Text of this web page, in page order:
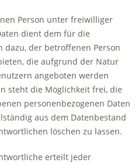
Person unter freiwilliger
dient dem für die
der betroffenen Person
die aufgrund der Natur
angeboten werden
steht die Möglichkeit frei, die
personenbezogenen Daten
aus dem Datenbestand
löschen zu lassen.
erteilt jeder